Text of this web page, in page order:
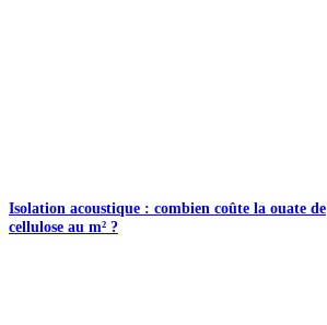
Isolation acoustique : combien coûte la ouate de
cellulose au m² ?